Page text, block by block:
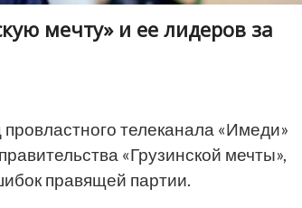
мечту» и ее лидеров за
телеканала «Имеди»
«Грузинской мечты»,
правящей партии.